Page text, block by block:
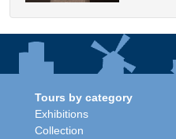
Tours by category
Exhibitions
Collection